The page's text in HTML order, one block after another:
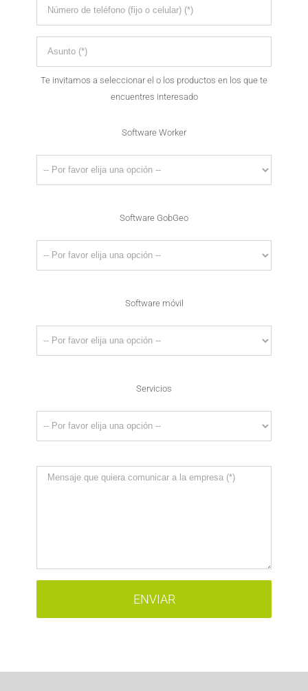
Te invitamos a seleccionar el o los productos en los que te
encuentres interesado
Software Worker
Software GobGeo
Software móvil
Servicios